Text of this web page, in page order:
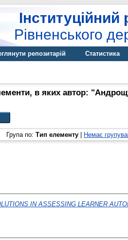
Інституційний
Рівненського
репозитарій Статистика
в яких автор: "
Група по: Тип елементу Немає
IN ASSESSING LEARNER